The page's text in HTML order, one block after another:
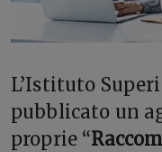
L’Istituto
pubblicato un
proprie “